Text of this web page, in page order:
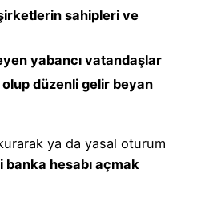
sahipleri ve
yabancı vatandaşlar
düzenli gelir beyan
ya da yasal oturum
banka hesabı açmak